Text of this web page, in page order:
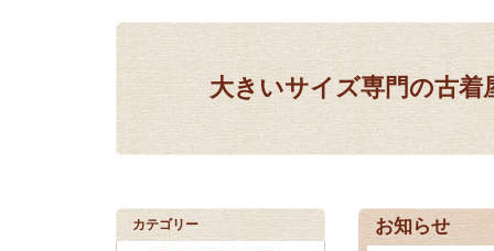
大きいサイズ専門の古
カテゴリー お知らせ